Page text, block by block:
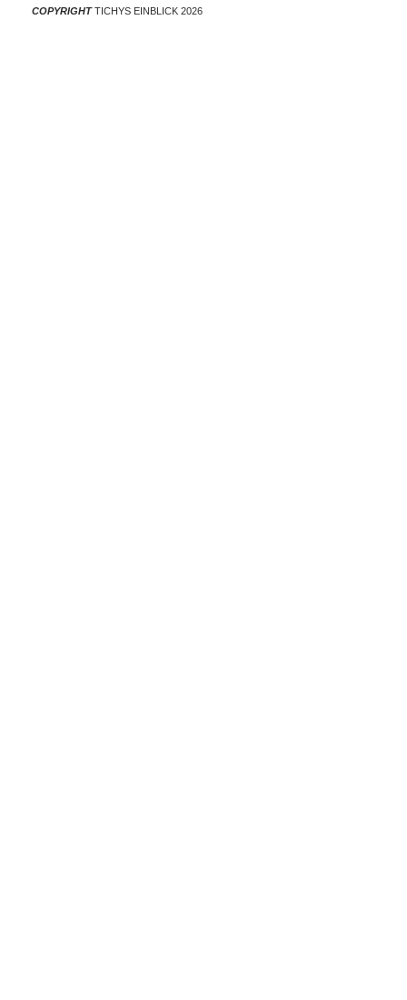
COPYRIGHTTICHYS EINBLICK 2026